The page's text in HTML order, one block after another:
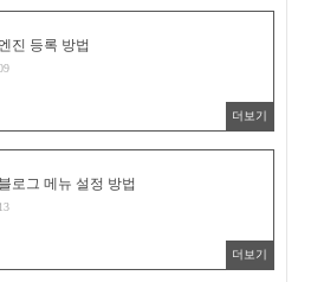
진 등록 방법
더보기
로그 메뉴 설정 방법
더보기